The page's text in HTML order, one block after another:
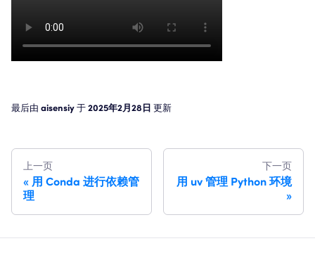
最后由 aisensiy于2025年2月28日 更新
上一页
用 Conda 进行依赖管
理
下一页
用 uv 管理 Python 环境